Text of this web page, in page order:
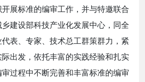
展标准的编审工作，并与特邀联合
建设部科技产业化发展中心，同全
表、专家、技术总工群策群力，紧
出发，依托丰富的实践经验和扎实
过程中不断完善和丰富标准的编审